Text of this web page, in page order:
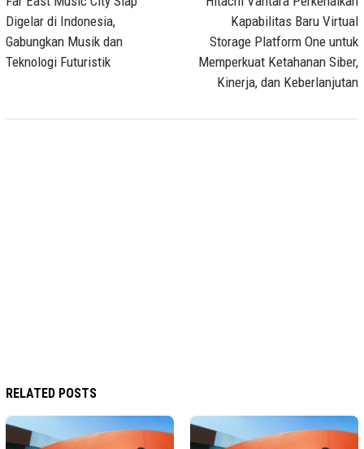
Digelar di Indonesia,
Gabungkan Musik dan
Teknologi Futuristik
Kapabilitas Baru Virtual
Storage Platform One untuk
Memperkuat Ketahanan Siber,
Kinerja, dan Keberlanjutan
RELATED POSTS